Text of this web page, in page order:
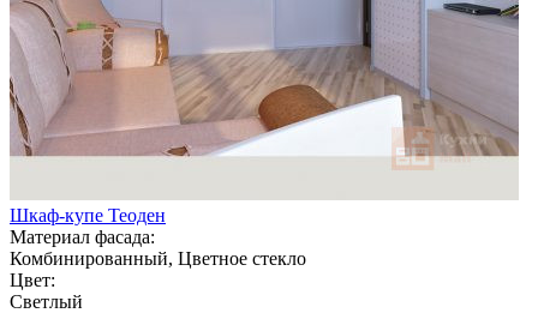
Шкаф-купе Теоден
Материал фасада:
Комбинированный, Цветное стекло
Цвет:
Светлый